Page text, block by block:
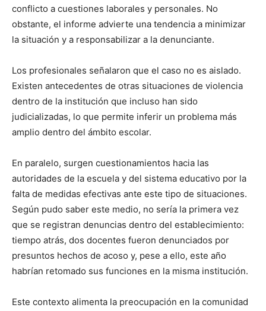
conflicto a cuestiones laborales y personales. No
obstante, el informe advierte una tendencia a minimizar
la situación y a responsabilizar a la denunciante.
Los profesionales señalaron que el caso no es aislado.
Existen antecedentes de otras situaciones de violencia
dentro de la institución que incluso han sido
judicializadas, lo que permite inferir un problema más
amplio dentro del ámbito escolar.
En paralelo, surgen cuestionamientos hacia las
autoridades de la escuela y del sistema educativo por la
falta de medidas efectivas ante este tipo de situaciones.
Según pudo saber este medio, no sería la primera vez
que se registran denuncias dentro del establecimiento:
tiempo atrás, dos docentes fueron denunciados por
presuntos hechos de acoso y, pese a ello, este año
habrían retomado sus funciones en la misma institución.
Este contexto alimenta la preocupación en la comunidad